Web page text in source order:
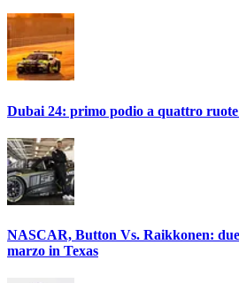
Dubai 24: primo podio a quattro
NASCAR, Button Vs. Raikkonen:
marzo in Texas